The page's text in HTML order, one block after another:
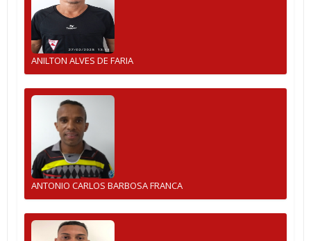
ANILTON ALVES DE FARIA
ANTONIO CARLOS BARBOSA FRANCA